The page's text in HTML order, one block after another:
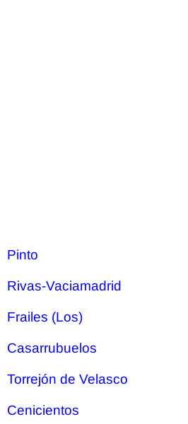
Pinto
Rivas-Vaciamadrid
Frailes (Los)
Casarrubuelos
Torrejón de Velasco
Cenicientos